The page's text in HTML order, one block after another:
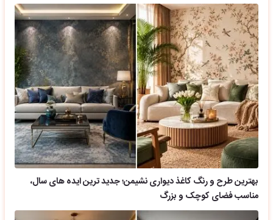
بهترین طرح و رنگ کاغذ دیواری نشیمن؛ جدید ترین ایده های سال،
مناسب فضای کوچک و بزرگ